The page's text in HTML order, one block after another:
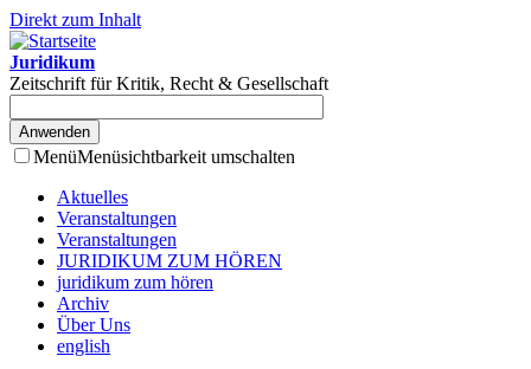
Direkt zum Inhalt
Juridikum
Zeitschrift für Kritik, Recht & Gesellschaft
MenüMenüsichtbarkeit umschalten
Aktuelles
Veranstaltungen
Veranstaltungen
JURIDIKUM ZUM HÖREN
juridikum zum hören
Archiv
Über Uns
english